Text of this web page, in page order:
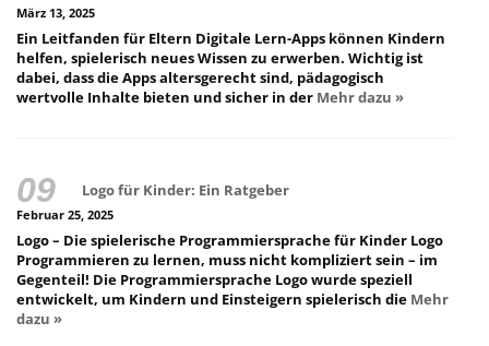
März 13, 2025
Ein Leitfanden für Eltern Digitale Lern-Apps können Kindern
helfen, spielerisch neues Wissen zu erwerben. Wichtig ist
dabei, dass die Apps altersgerecht sind, pädagogisch
wertvolle Inhalte bieten und sicher in der Mehr dazu »
Logo für Kinder: Ein Ratgeber
Februar 25, 2025
Logo – Die spielerische Programmiersprache für Kinder Logo
Programmieren zu lernen, muss nicht kompliziert sein – im
Gegenteil! Die Programmiersprache Logo wurde speziell
entwickelt, um Kindern und Einsteigern spielerisch die Mehr
dazu »